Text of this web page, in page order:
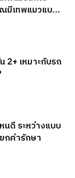
มีเทพแมวแบบ
2+ เหมาะกับรถ
นดี ระหว่างแบบ
กค่ารักษา